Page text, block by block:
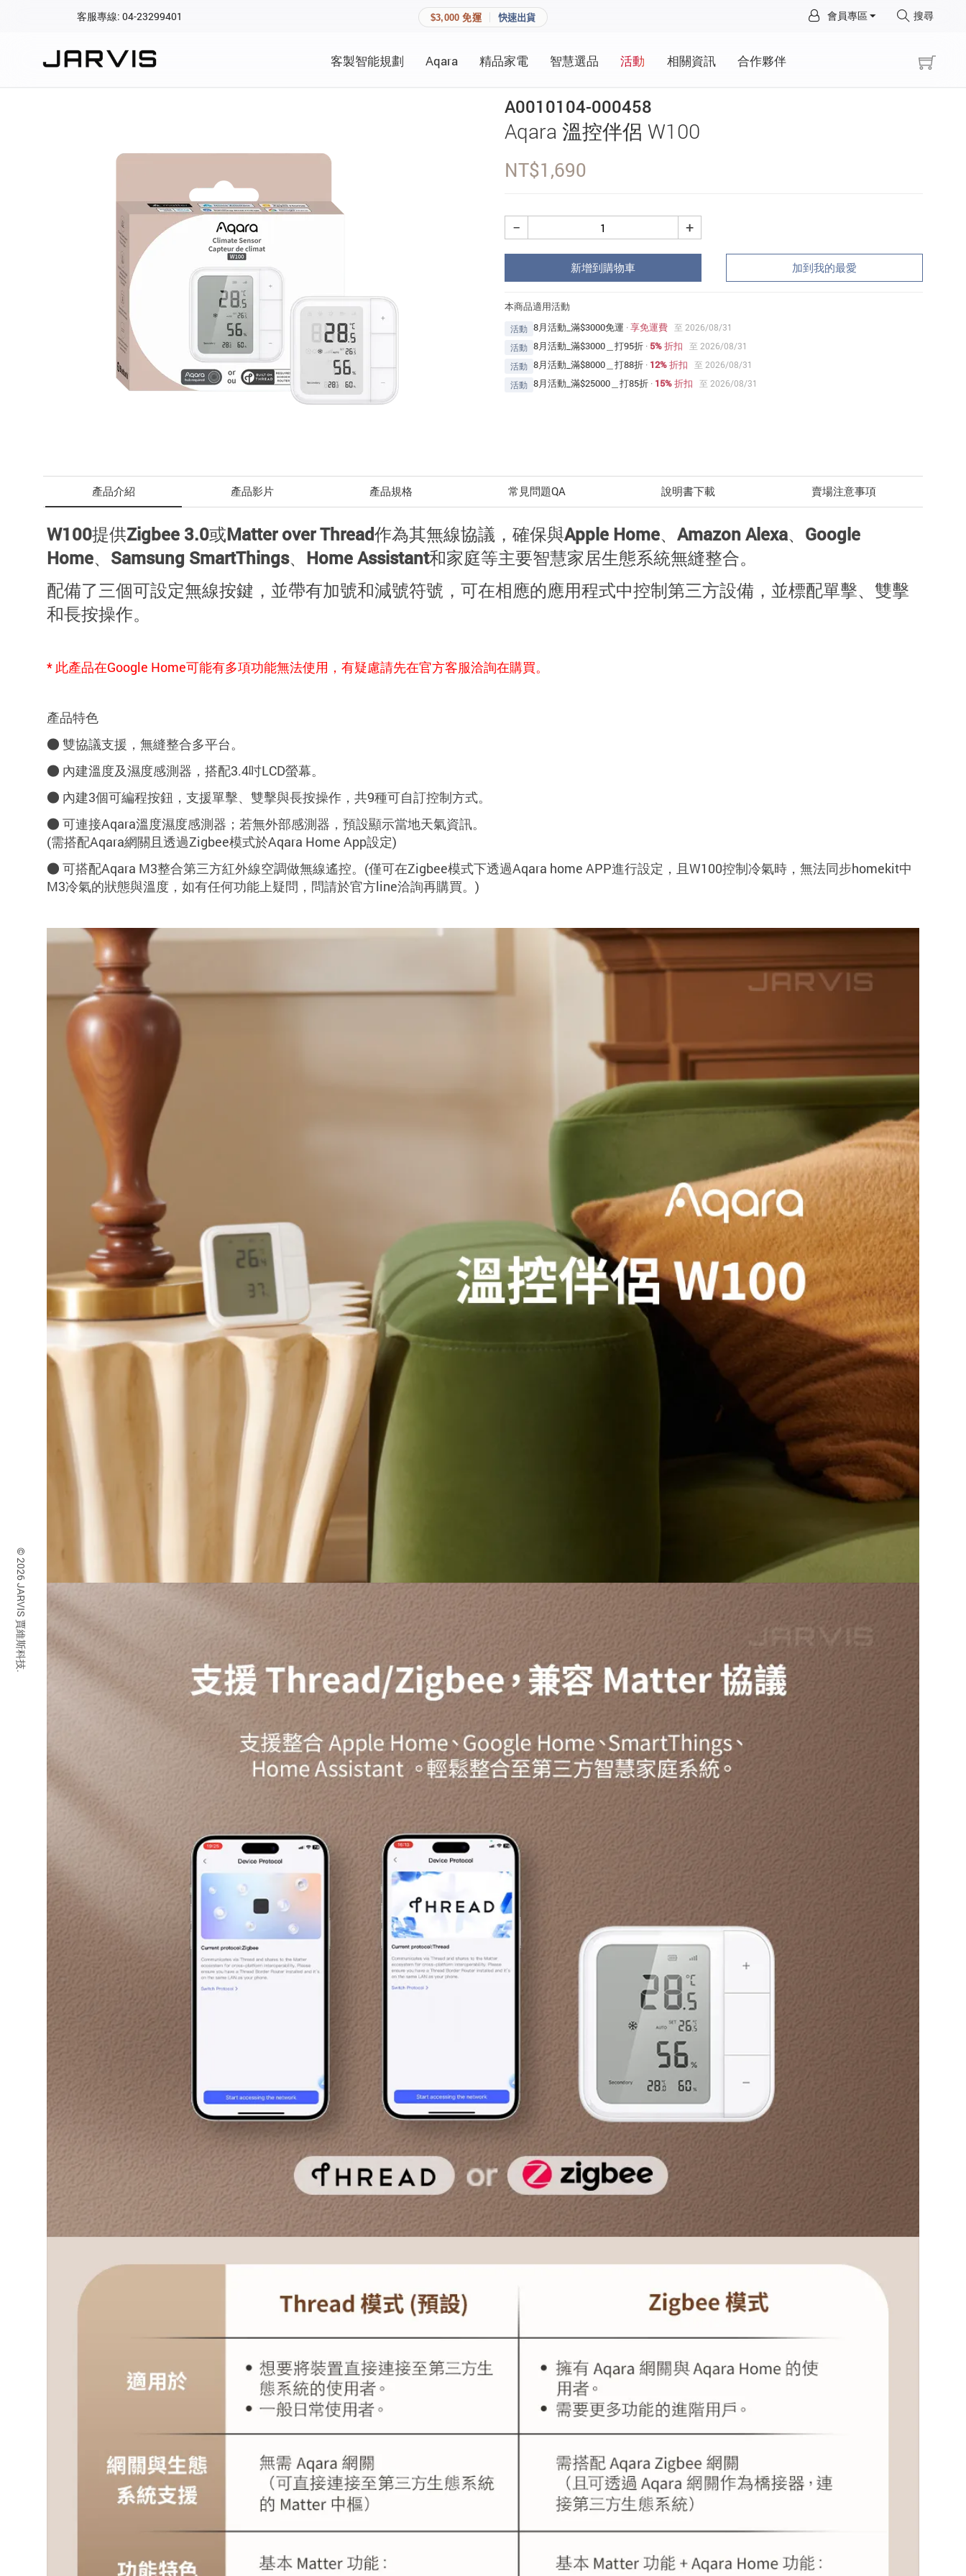
客服專線: 04-23299401 $3,000 免運 快速出貨 會員專區 搜尋
客製智能規劃 Aqara 精品家電 智慧選品 活動 相關資訊 合作夥伴
A0010104-000458
Aqara 溫控伴侶 W100
NT$1,690
+
−
新增到購物車 加到我的最愛
本商品適用活動
活動 8月活動_滿$3000免運 ·享免運費
至 2026/08/31
活動 8月活動_滿$3000＿打95折 · 5% 折扣
至 2026/08/31
活動 8月活動_滿$8000＿打88折 · 12% 折扣
至 2026/08/31
活動 8月活動_滿$25000＿打85折 · 15% 折扣 至 2026/08/31
產品介紹 產品影片 產品規格 常見問題QA 說明書下載 賣場注意事項
W100提供Zigbee 3.0或Matter over Thread作為其無線協議 ，確保與Apple Home、Amazon Alexa、Google
Home、Samsung SmartThings、Home Assistant和家庭等主要智慧家居生態系統無縫整合。
配備了三個可設定無線按鍵 ，並帶有加號和減號符號，可在相應的應用程式中控制第三方設備，並標配單擊、 雙擊
和長按操作。
* 此產品在Google Home可能有多項功能無法使用，有疑慮請先在官方客服洽詢在購買。
產品特色
● 雙協議支援，無縫整合多平台。
● 內建溫度及濕度感測器，搭配3.4吋LCD螢幕。
● 內建3個可編程按鈕，支援單擊、雙擊與長按操作，共9種可自訂控制方式。
● 可連接Aqara溫度濕度感測器 ；若無外部感測器，預設顯示當地天氣資訊。
(需搭配Aqara網關且透過Zigbee模式於Aqara Home App設定)
● 可搭配Aqara M3整合第三方紅外線空調做無線遙控。(僅可在Zigbee模式下透過Aqara home APP進行設定，且W100控制冷氣時，無法同步homekit中
M3冷氣的狀態與溫度，如有任何功能上疑問，問請於官方line洽詢再購買。)
© 2026 JARVIS 賈維斯科技.
×
智能門鎖
精品家電
密碼
建立新帳號
查看我的最愛